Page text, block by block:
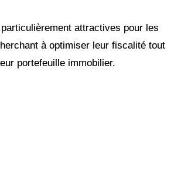
attractives pour les
à optimiser leur fiscalité tout
portefeuille immobilier.